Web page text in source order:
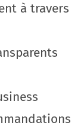
à travers